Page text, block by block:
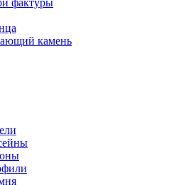
фактуры
камень